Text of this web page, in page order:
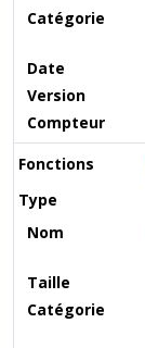
Catégorie
Date
Version
Compteur
Fonctions
Type
Nom
Taille
Catégorie